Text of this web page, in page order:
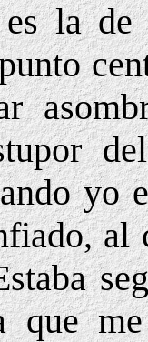
es la
yo
al
que